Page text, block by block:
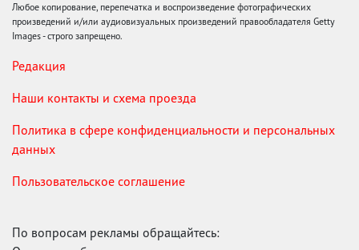
Любое копирование, перепечатка и воспроизведение фотографических
произведений и/или аудиовизуальных произведений правообладателя Getty
Images - строго запрещено.
Редакция
Наши контакты и схема проезда
Политика в сфере конфиденциальности и персональных
данных
Пользовательское соглашение
По вопросам рекламы обращайтесь: